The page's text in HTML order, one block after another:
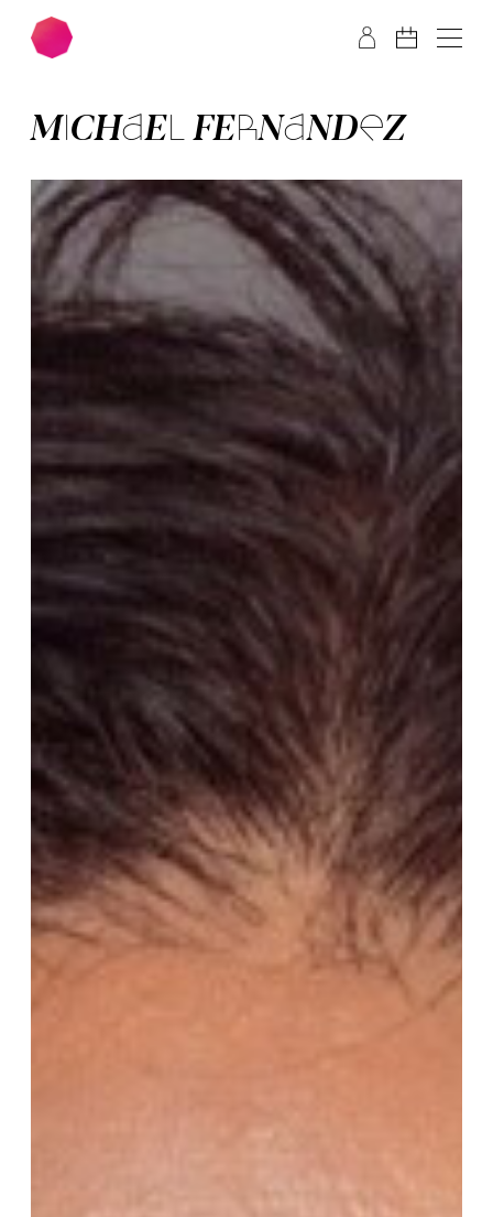
Zum Hauptinhalt springen Zum Footer springen
MI­CHA­EL FER­NAN­DEZ